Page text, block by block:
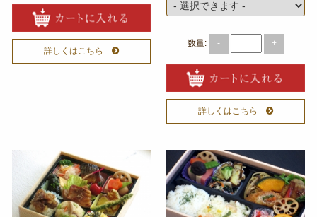
高級弁当
ロケ・イベント弁当
幕の内弁当
種類から選ぶ
金澤 和牛処 「豊」
詳しくはこちら
数量: - +
詳しくはこちら